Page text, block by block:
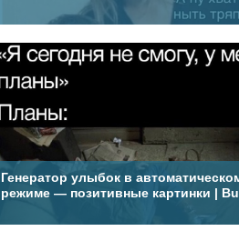
Генератор улыбок в
режиме — позитивные картинки |